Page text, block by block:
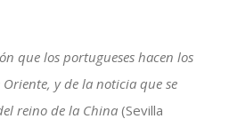
que los portugueses hacen los
y de la noticia que se
reino de la China (Sevilla